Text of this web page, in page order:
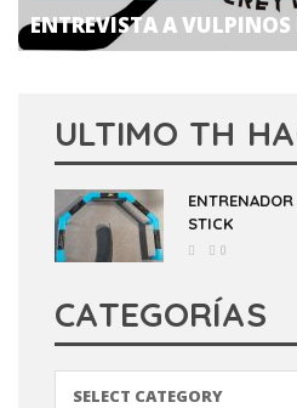
ENTREVISTA A VULPINOS
ULTIMO TH
STICK
0
CATEGORÍAS